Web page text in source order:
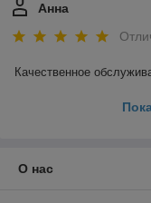
Анна
Качественное
О нас